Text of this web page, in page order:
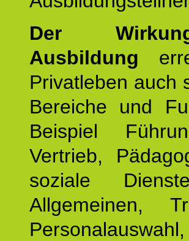
Der
Ausbildung
Privatleben auch
Bereiche und
Beispiel
Vertrieb,
soziale
Allgemeinen,
Personalauswahl,